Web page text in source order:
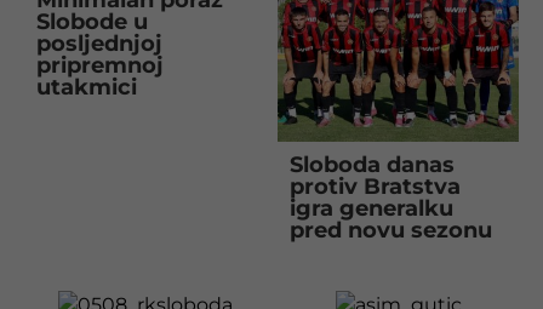
Slobode u
posljednjoj
pripremnoj
utakmici
Sloboda danas
protiv Bratstva
igra generalku
pred novu sezonu